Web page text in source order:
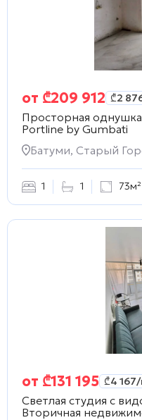
от ₾209 912 ₾2
Просторная
Portline by Gumbati
Батуми, Старый
1 1 73м²
от ₾131 195 ₾4 167/
Светлая студия с
Вторичная